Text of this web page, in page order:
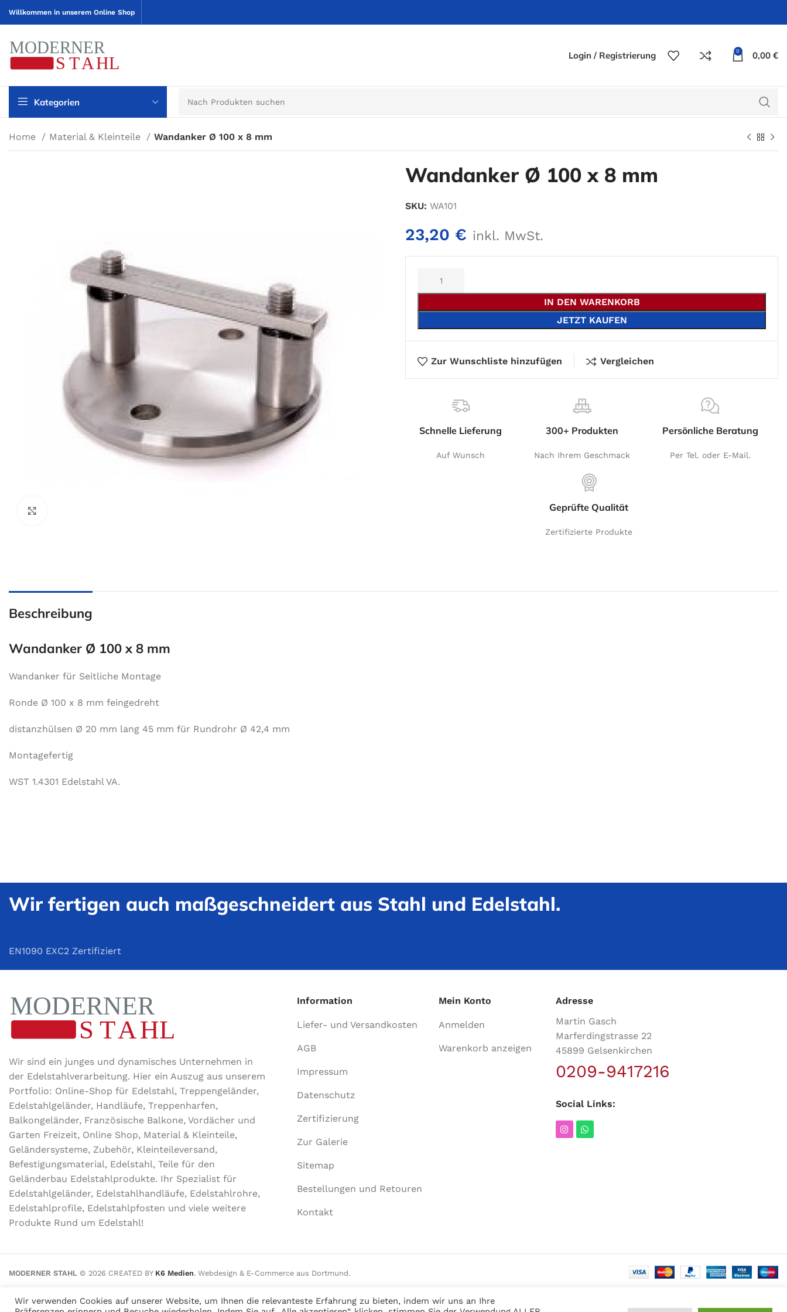
Willkommen in unserem Online Shop
Login / Registrierung 0 0,00 €
Kategorien
Home Material & Kleinteile Wandanker Ø 100 x 8 mm
Wandanker Ø 100 x 8 mm
SKU: WA101
23,20 € inkl. MwSt.
IN DEN WARENKORB
JETZT KAUFEN
Alternative:
Zur Wunschliste hinzufügen Vergleichen
Schnelle Lieferung
Auf Wunsch
300+ Produkten
Nach Ihrem Geschmack
Persönliche Beratung
Per Tel. oder E-Mail.
Geprüfte Qualität
Zertifizierte Produkte
Beschreibung
Wandanker Ø 100 x 8 mm
Wandanker für Seitliche Montage
Ronde Ø 100 x 8 mm feingedreht
distanzhülsen Ø 20 mm lang 45 mm für Rundrohr Ø 42,4 mm
Montagefertig
WST 1.4301 Edelstahl VA.
Wir fertigen auch maßgeschneidert aus Stahl und Edelstahl.
EN1090 EXC2 Zertifiziert
Wir sind ein junges und dynamisches Unternehmen in
der Edel­stahl­ver­arbeitung. Hier ein Auszug aus unserem
Portfolio: Online-Shop für Edelstahl, Treppengeländer,
Edelstahlgeländer, Handläufe, Treppenharfen,
Balkongeländer, Französische Balkone, Vordächer und
Garten Freizeit, Online Shop, Material & Kleinteile,
Geländersysteme, Zubehör, Kleinteileversand,
Befestigungsmaterial, Edelstahl, Teile für den
Geländerbau Edelstahlprodukte. Ihr Spezialist für
Edelstahlgeländer, Edelstahlhandläufe, Edelstahlrohre,
Edelstahlprofile, Edelstahlpfosten und viele weitere
Produkte Rund um Edelstahl!
Information
Liefer- und Versandkosten
AGB
Impressum
Datenschutz
Zertifizierung
Zur Galerie
Sitemap
Bestellungen und Retouren
Kontakt
Mein Konto
Anmelden
Warenkorb anzeigen
Adresse
Martin Gasch
Marferdingstrasse 22
45899 Gelsenkirchen
0209-9417216
Social Links:
MODERNER STAHL © 2026 CREATED BY K6 Medien. Webdesign & E-Commerce aus Dortmund.
Wir verwenden Cookies auf unserer Website, um Ihnen die relevanteste Erfahrung zu bieten, indem wir uns an Ihre